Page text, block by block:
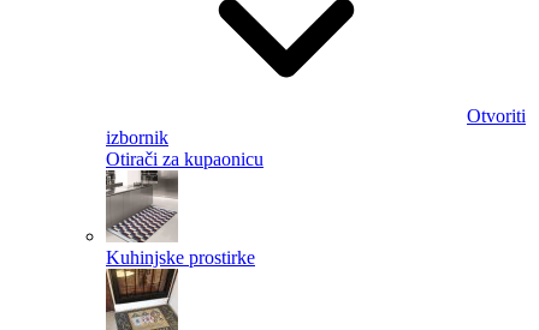
Otvoriti
izbornik
Otirači za kupaonicu
Kuhinjske prostirke